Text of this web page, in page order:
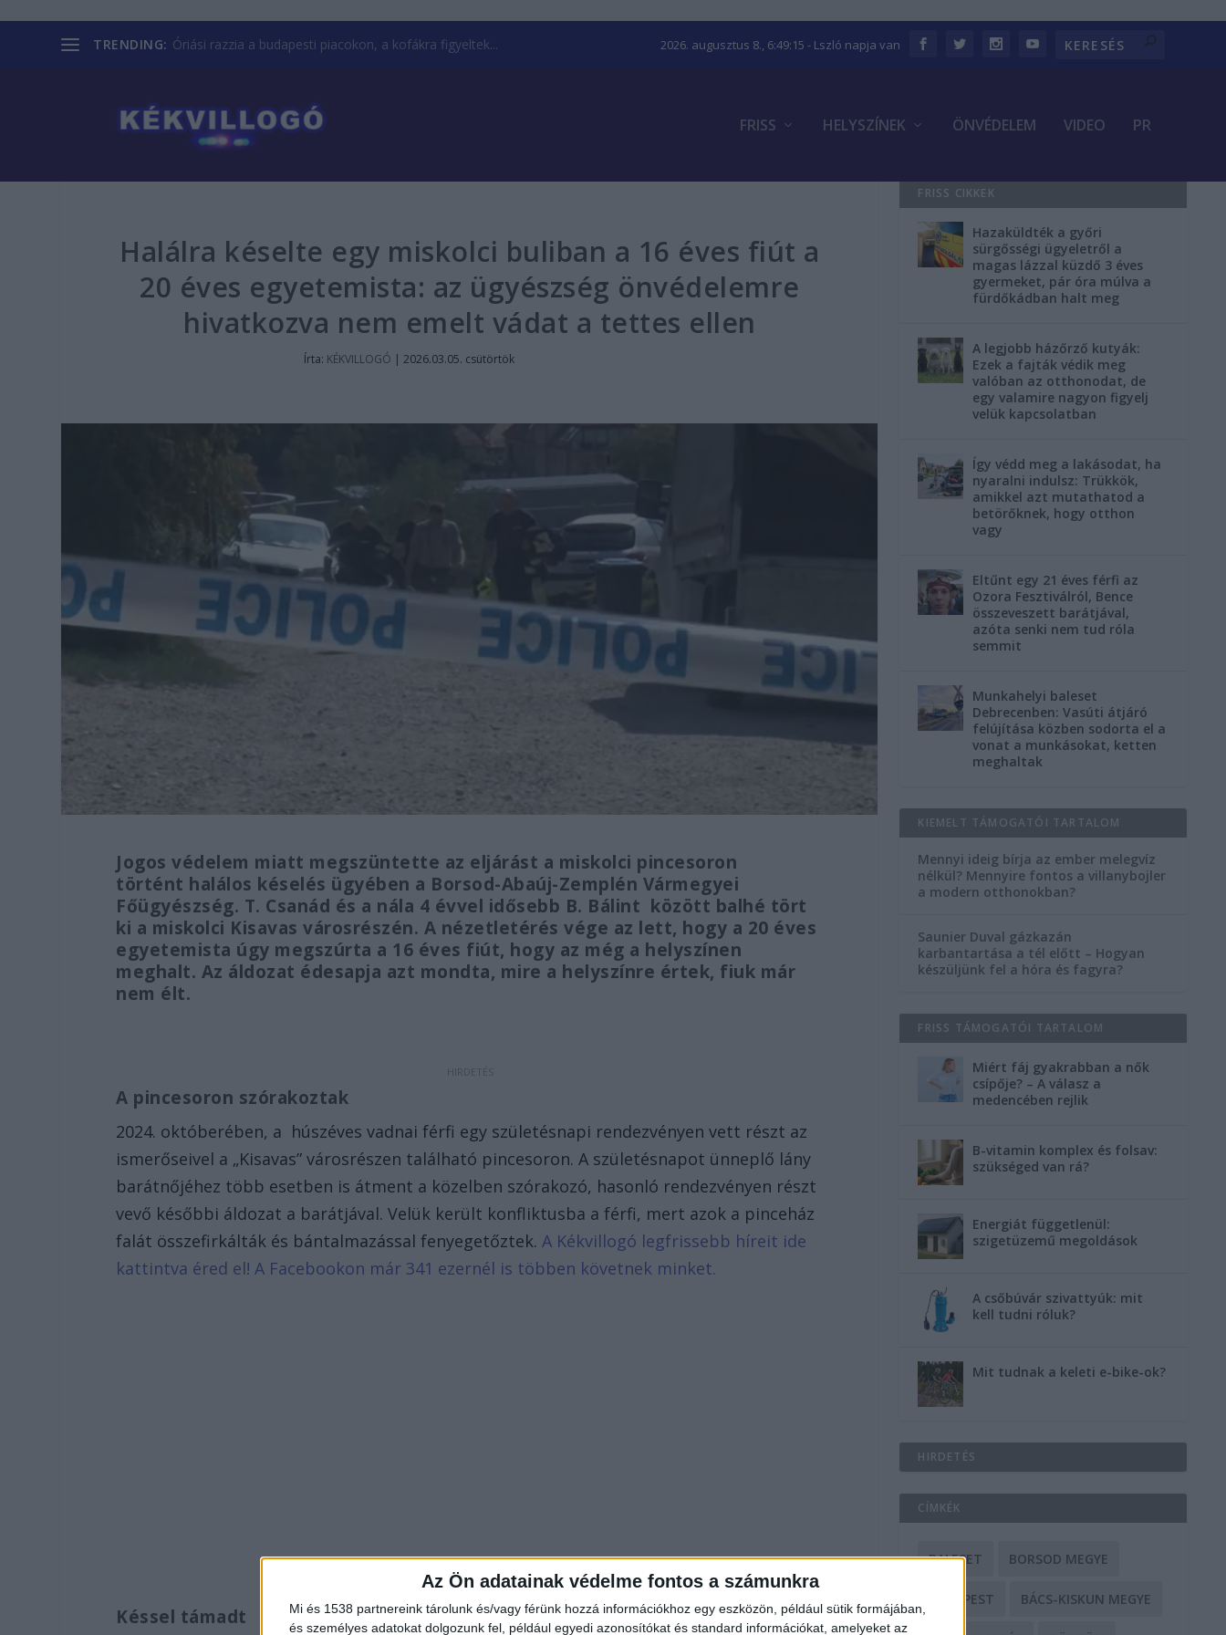
Az Ön adatainak védelme fontos a számunkra
Mi és 1538 partnereink tárolunk és/vagy férünk hozzá információkhoz egy eszközön, például sütik formájában,
és személyes adatokat dolgozunk fel, például egyedi azonosítókat és standard információkat, amelyeket az
TRENDING: Óriási razzia a budapesti piacokon, a kofákra figyeltek... 2026. augusztus 8., 6:49:16 - Lszló napja van
FRISS HELYSZÍNEK ÖNVÉDELEM VIDEO PR
Halálra késelte egy miskolci buliban a 16 éves fiút a
20 éves egyetemista: az ügyészség önvédelemre
hivatkozva nem emelt vádat a tettes ellen
Írta: KÉKVILLOGÓ | 2026.03.05. csütörtök
Jogos védelem miatt megszüntette az eljárást a miskolci pincesoron
történt halálos késelés ügyében a Borsod-Abaúj-Zemplén Vármegyei
Főügyészség. T. Csanád és a nála 4 évvel idősebb B. Bálint között balhé tört
ki a miskolci Kisavas városrészén. A nézetletérés vége az lett, hogy a 20 éves
egyetemista úgy megszúrta a 16 éves fiút, hogy az még a helyszínen
meghalt. Az áldozat édesapja azt mondta, mire a helyszínre értek, fiuk már
nem élt.
A pincesoron szórakoztak
2024. októberében, a húszéves vadnai férfi egy születésnapi rendezvényen vett részt az
ismerőseivel a „Kisavas” városrészen található pincesoron. A születésnapot ünneplő lány
barátnőjéhez több esetben is átment a közelben szórakozó, hasonló rendezvényen részt
vevő későbbi áldozat a barátjával. Velük került konfliktusba a férfi, mert azok a pinceház
falát összefirkálták és bántalmazással fenyegetőztek.A Kékvillogó legfrissebb híreit ide
kattintva éred el! A Facebookon már 341 ezernél is többen követnek minket.
Késsel támadt
FRISS CIKKEK
Hazaküldték a győri
sürgősségi ügyeletről a
magas lázzal küzdő 3 éves
gyermeket, pár óra múlva a
fürdőkádban halt meg
A legjobb házőrző kutyák:
Ezek a fajták védik meg
valóban az otthonodat, de
egy valamire nagyon figyelj
velük kapcsolatban
Így védd meg a lakásodat, ha
nyaralni indulsz: Trükkök,
amikkel azt mutathatod a
betörőknek, hogy otthon
vagy
Eltűnt egy 21 éves férfi az
Ozora Fesztiválról, Bence
összeveszett barátjával,
azóta senki nem tud róla
semmit
Munkahelyi baleset
Debrecenben: Vasúti átjáró
felújítása közben sodorta el a
vonat a munkásokat, ketten
meghaltak
KIEMELT TÁMOGATÓI TARTALOM
Mennyi ideig bírja az ember melegvíz
nélkül? Mennyire fontos a villanybojler
a modern otthonokban?
Saunier Duval gázkazán
karbantartása a tél előtt – Hogyan
készüljünk fel a hóra és fagyra?
FRISS TÁMOGATÓI TARTALOM
Miért fáj gyakrabban a nők
csípője? – A válasz a
medencében rejlik
B-vitamin komplex és folsav:
szükséged van rá?
Energiát függetlenül:
szigetüzemű megoldások
A csőbúvár szivattyúk: mit
kell tudni róluk?
Mit tudnak a keleti e-bike-ok?
HIRDETÉS
CÍMKÉK
BALESET BORSOD MEGYE
BUDAPEST BÁCS-KISKUN MEGYE